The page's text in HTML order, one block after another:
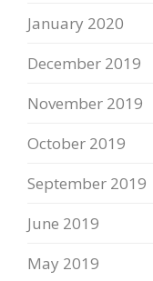
January 2020
December 2019
November 2019
October 2019
September 2019
June 2019
May 2019